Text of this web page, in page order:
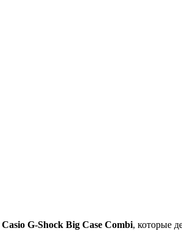
Casio G-Shock Big Case Combi, которые